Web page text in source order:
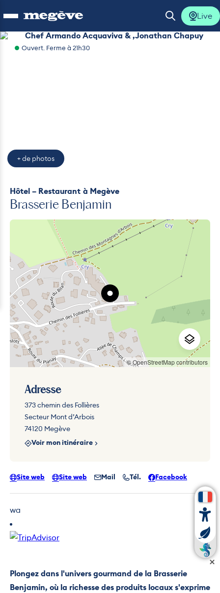
Ouvrir le menu Ouvrir la
Live
Hôtel – Restaurant à Megève
Brasserie Benjamin
Chef Armando Acquaviva &
+ de photos
Ouvert. Ferme à 21h30
Plongez dans l'univers gourmand de la Brasserie
Benjamin, où la richesse des produits locaux s'exprime
© OpenStreetMap contributors
Adresse
373 chemin des Follières
Secteur Mont d’Arbois
74120 Megève
Voir mon itinéraire
Site web Site web Mail Tél. Facebook
wa